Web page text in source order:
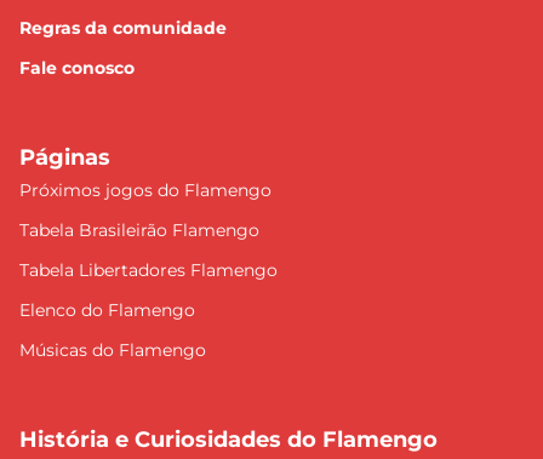
Regras da comunidade
Fale conosco
Páginas
Próximos jogos do Flamengo
Tabela Brasileirão Flamengo
Tabela Libertadores Flamengo
Elenco do Flamengo
Músicas do Flamengo
História e Curiosidades do Flamengo